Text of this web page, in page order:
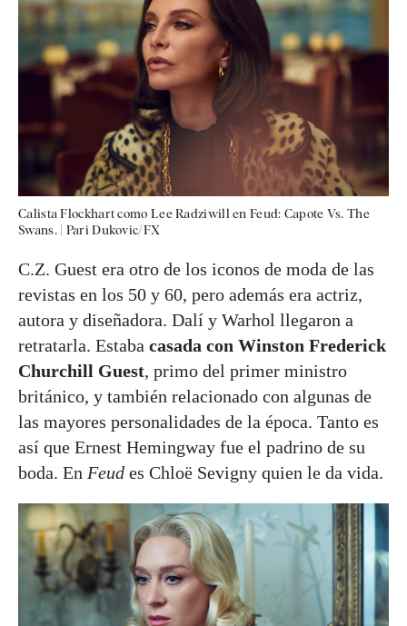
Calista Flockhart como Lee Radziwill en Feud: Capote Vs. The
Swans.| Pari Dukovic/FX
C.Z. Guest era otro de los iconos de moda de las
revistas en los 50 y 60, pero además era actriz,
autora y diseñadora. Dalí y Warhol llegaron a
retratarla. Estaba casada con Winston Frederick
Churchill Guest, primo del primer ministro
británico, y también relacionado con algunas de
las mayores personalidades de la época. Tanto es
así que Ernest Hemingway fue el padrino de su
boda. En Feud es Chloë Sevigny quien le da vida.